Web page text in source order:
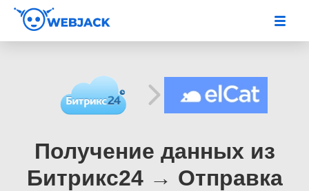
Получение данных из
Битрикс24 → Отправка